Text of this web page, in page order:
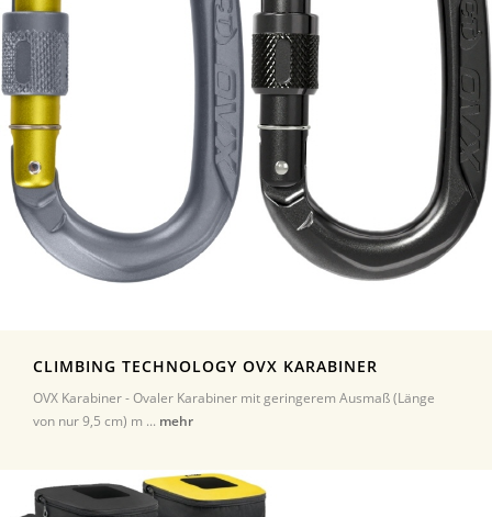
CLIMBING TECHNOLOGY OVX KARABINER
OVX Karabiner - Ovaler Karabiner mit geringerem Ausmaß (Länge
von nur 9,5 cm) m ... mehr